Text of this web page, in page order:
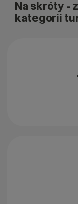
Na skróty -
kategorii